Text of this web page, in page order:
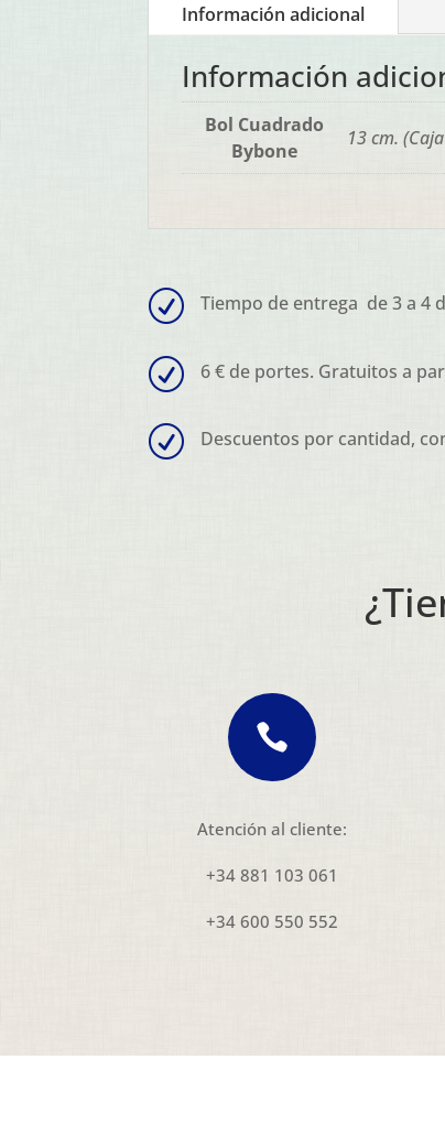
Información adicional
Información
Bol Cuadrado
Bybone
13 cm.
R Tiempo de entrega de 3 a 4
R 6 € de portes. Gratuitos a
R Descuentos por cantidad,

Atención al cliente:
+34 881 103 061
+34 600 550 552